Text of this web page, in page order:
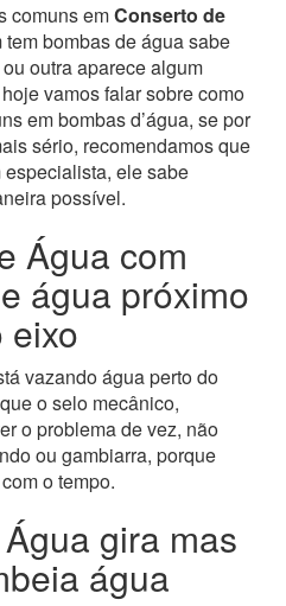
comuns emConserto de
tem bombas de água sabe
outra aparece algum
vamos falar sobre como
em bombas d’água, se por
sério, recomendamos que
ele sabe
possível.
Água com
água próximo
eixo
vazando água perto do
o selo mecânico,
o problema de vez, não
ou gambiarra, porque
o tempo.
gira mas
água